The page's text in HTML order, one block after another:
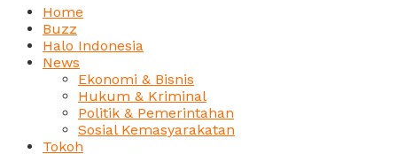
Home
Buzz
Halo Indonesia
News
Ekonomi & Bisnis
Hukum & Kriminal
Politik & Pemerintahan
Sosial Kemasyarakatan
Tokoh